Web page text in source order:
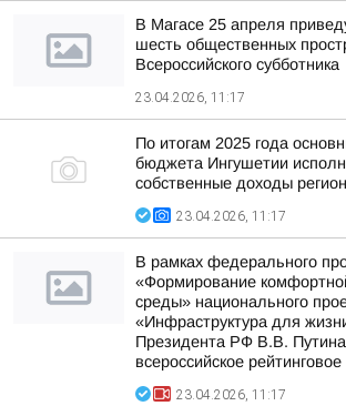
В Магасе 25 апреля
шесть общественных
Всероссийского субботника
23.04.2026, 11:17
По итогам 2025 года
бюджета Ингушетии
собственные доходы
23.04.2026, 11:17
В рамках федерального
«Формирование
среды» национального
«Инфраструктура для
Президента РФ В.В.
всероссийское
23.04.2026, 11:17